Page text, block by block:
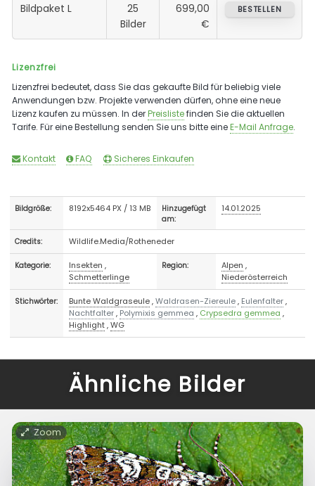
Bildpaket L
25
Bilder
699,00
€
BESTELLEN
Lizenzfrei
Lizenzfrei bedeutet, dass Sie das gekaufte Bild für beliebig viele
Anwendungen bzw. Projekte verwenden dürfen, ohne eine neue
Lizenz kaufen zu müssen. In derPreislistefinden Sie die aktuellen
Tarife. Für eine Bestellung senden Sie uns bitte eineE-Mail Anfrage.
Kontakt FAQ Sicheres Einkaufen
Bildgröße: 8192x5464 PX / 13 MB
Hinzugefügt
am:
14.01.2025
Credits: Wildlife.Media/Rotheneder
Kategorie: Insekten ,
Schmetterlinge
Region: Alpen ,
Niederösterreich
Stichwörter: Bunte Waldgraseule,Waldrasen-Ziereule, Eulenfalter,
Nachtfalter, Polymixis gemmea , Crypsedra gemmea ,
Highlight,WG
Ähnliche Bilder
Zoom